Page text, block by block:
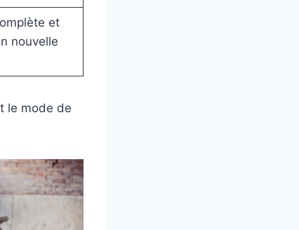
et
nouvelle
le mode de